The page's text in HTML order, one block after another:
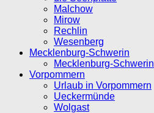
Malchow
Mirow
Rechlin
Wesenberg
Mecklenburg-Schwerin
Mecklenburg-Schwerin
Vorpommern
Urlaub in Vorpommern
Ueckermünde
Wolgast